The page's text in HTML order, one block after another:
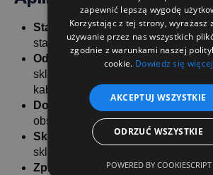
Stavebnictví- Ideální pro
stavebních materiálů a stavebních
Odvětví událostí - Kontejner je
skladování vybavení pro akce,
kabelů a dekorací.
Domácnosti
- účinná ochrana
obsahu.
Sklady a logistika- Dokonalé
skladování zboží.
Zpracovatelský průmysl-
zapewnić lepszą wygodę
Korzystając z tej strony, wyrażasz
używanie przez nas wszystkich
zgodnie z warunkami naszej
cookie. Dowiedz się więcej
AKCEPTUJ WSZYSTKIE
ODRZUĆ WSZYSTKIE
POWERED BY COOKIESCRIPT